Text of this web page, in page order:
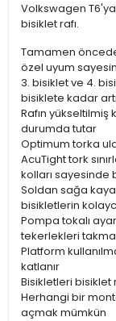
Volkswagen
bisiklet rafı.
Tamamen
özel uyum
3. bisiklet ve 4.
bisiklete kadar
Rafın
durumda tutar
Optimum torka
AcuTight tork
kolları sayesinde
Soldan sağa
bisikletlerin
Pompa tokalı
tekerlekleri
Platform
katlanır
Bisikletleri bisiklet
Herhangi bir
açmak mümkün